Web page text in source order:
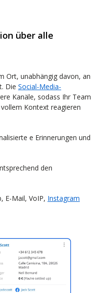
über alle
Ort, unabhängig davon, an
Die Social-Media-
Kanäle, sodass Ihr Team
Kontext reagieren
e Erinnerungen und
den
E-Mail, VoIP, Instagram